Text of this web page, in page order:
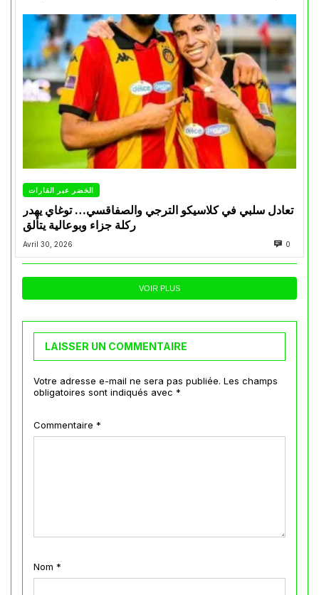
الخضر عبر القارات
تعادل سلبي في كلاسيكو الترجي والصفاقسي… توغاي يهدر
ركلة جزاء وبوعالية يتألق
Avril 30, 2026 0
VOIR PLUS
LAISSER UN COMMENTAIRE
Votre adresse e-mail ne sera pas publiée. Les champs
obligatoires sont indiqués avec *
Commentaire *
Nom *